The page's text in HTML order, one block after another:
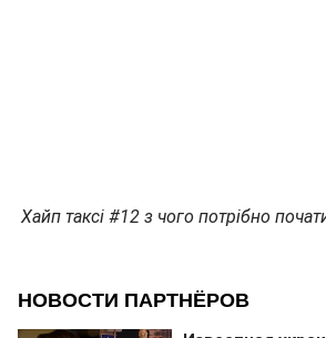
Хайп таксі #12 з чого потрібно